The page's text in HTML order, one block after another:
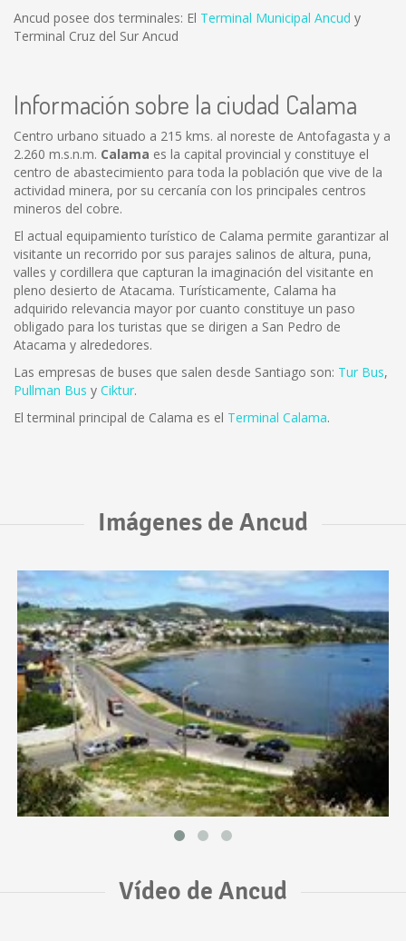
Ancud posee dos terminales: El Terminal Municipal Ancud y
Terminal Cruz del Sur Ancud
Información sobre la ciudad Calama
Centro urbano situado a 215 kms. al noreste de Antofagasta y a
2.260 m.s.n.m. Calama es la capital provincial y constituye el
centro de abastecimiento para toda la población que vive de la
actividad minera, por su cercanía con los principales centros
mineros del cobre.
El actual equipamiento turístico de Calama permite garantizar al
visitante un recorrido por sus parajes salinos de altura, puna,
valles y cordillera que capturan la imaginación del visitante en
pleno desierto de Atacama. Turísticamente, Calama ha
adquirido relevancia mayor por cuanto constituye un paso
obligado para los turistas que se dirigen a San Pedro de
Atacama y alrededores.
Las empresas de buses que salen desde Santiago son: Tur Bus,
Pullman Bus y Ciktur.
El terminal principal de Calama es el Terminal Calama.
Imágenes de Ancud
Vídeo de Ancud